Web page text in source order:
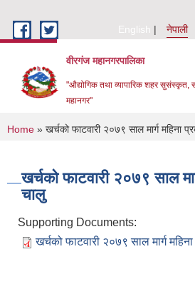
English
नेपाली
वीरगंज महानगरपालिका
"औद्योगिक तथा व्यापारिक शहर सुसंस्कृत,
महानगर"
You are here
Home » खर्चको फाटवारी २०७९ साल मार्ग महिना
खर्चको फाटवारी २०७९ साल
चालु
Supporting Documents:
खर्चको फाटवारी २०७९ साल मार्ग